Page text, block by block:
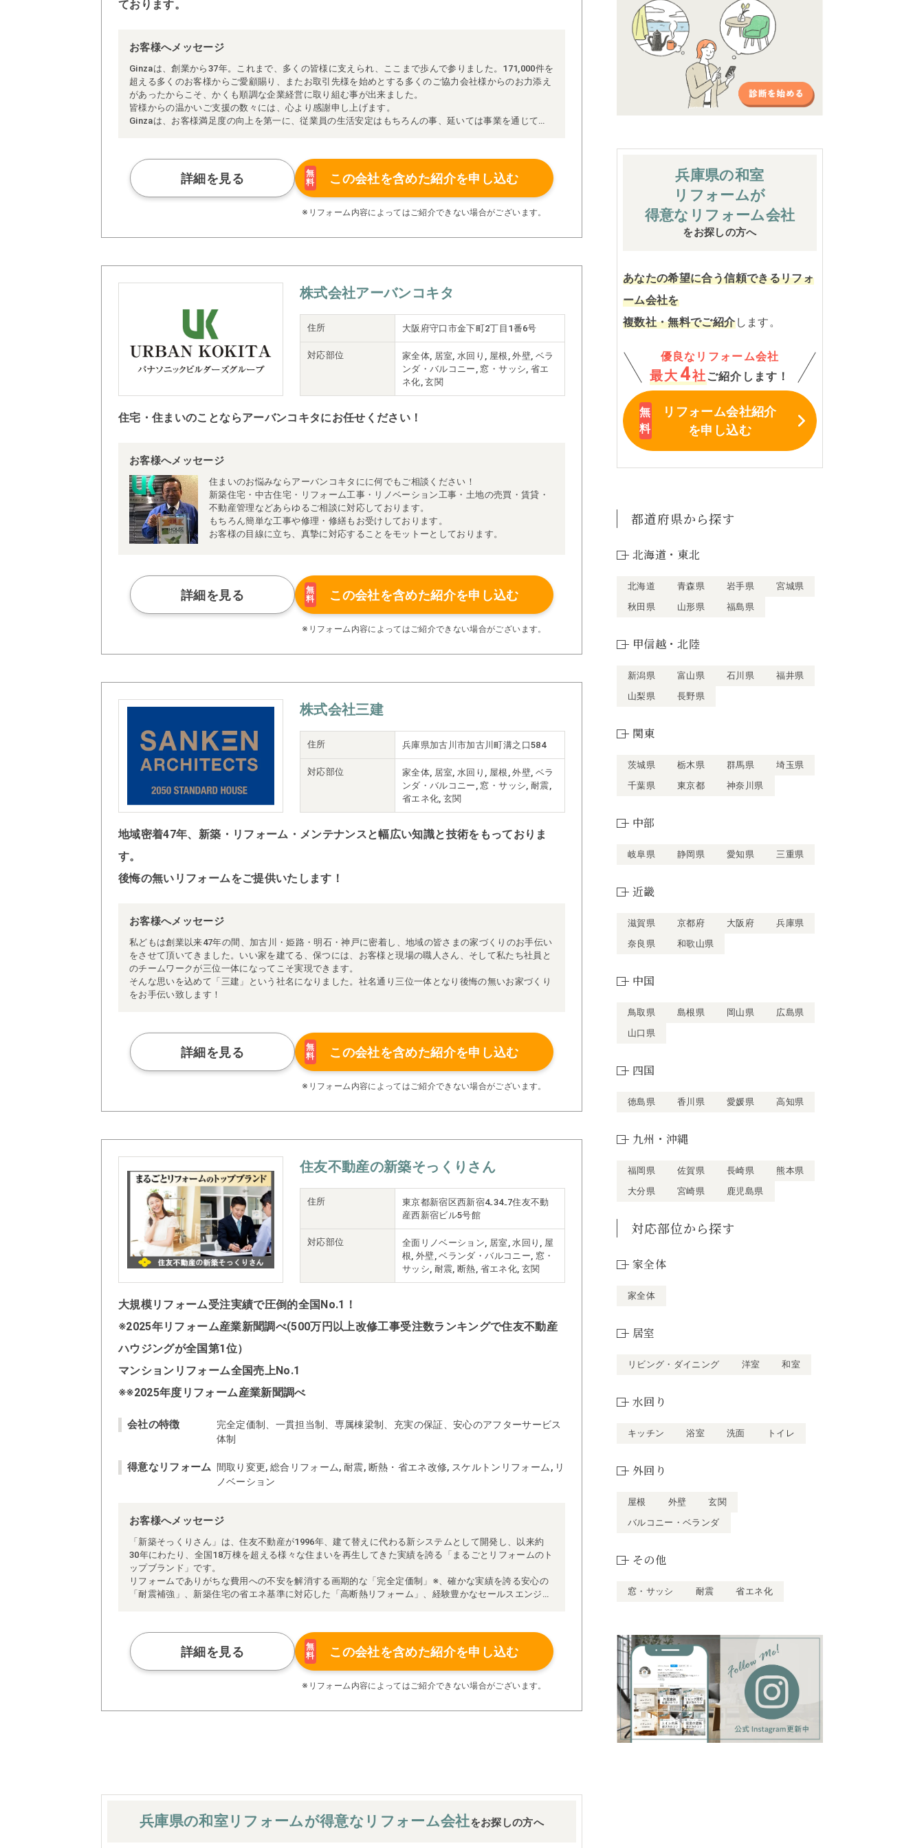
ております。
お客様へメッセージ
Ginzaは、創業から37年。これまで、多くの皆様に支えられ、ここまで歩んで参りました。171,000件を
超える多くのお客様からご愛顧賜り、またお取引先様を始めとする多くのご協力会社様からのお力添え
があったからこそ、かくも順調な企業経営に取り組む事が出来ました。
皆様からの温かいご支援の数々には、心より感謝申し上げます。
Ginzaは、お客様満足度の向上を第一に、従業員の生活安定はもちろんの事、延いては事業を通じて社
「企業は社会の公器」であり、健全な企業経営が日本経済を支え、人々を豊かにし、行く行くは国の発
展に寄与するものであると信じ、今後も努力を惜しまず続けて参ります。
詳細を見る
無
料
この会社を含めた紹介を申し込む
※リフォーム内容によってはご紹介できない場合がございます。
株式会社アーバンコキタ
住所 大阪府守口市金下町2丁目1番6号
対応部位
家全体, 居室, 水回り, 屋根, 外壁, ベラ
ンダ・バルコニー, 窓・サッシ, 省エ
ネ化, 玄関
住宅・住まいのことならアーバンコキタにお任せください！
お客様へメッセージ
住まいのお悩みならアーバンコキタにに何でもご相談ください！
新築住宅・中古住宅・リフォーム工事・リノベーション工事・土地の売買・賃貸・
不動産管理などあらゆるご相談に対応しております。
もちろん簡単な工事や修理・修繕もお受けしております。
お客様の目線に立ち、真摯に対応することをモットーとしております。
詳細を見る
無
料
この会社を含めた紹介を申し込む
※リフォーム内容によってはご紹介できない場合がございます。
株式会社三建
住所 兵庫県加古川市加古川町溝之口584
対応部位
家全体, 居室, 水回り, 屋根, 外壁, ベラ
ンダ・バルコニー, 窓・サッシ, 耐震,
省エネ化, 玄関
地域密着47年、新築・リフォーム・メンテナンスと幅広い知識と技術をもっておりま
す。
後悔の無いリフォームをご提供いたします！
お客様へメッセージ
私どもは創業以来47年の間、加古川・姫路・明石・神戸に密着し、地域の皆さまの家づくりのお手伝い
をさせて頂いてきました。いい家を建てる、保つには、お客様と現場の職人さん、そして私たち社員と
のチームワークが三位一体になってこそ実現できます。
そんな思いを込めて「三建」という社名になりました。社名通り三位一体となり後悔の無いお家づくり
をお手伝い致します！
詳細を見る
無
料
この会社を含めた紹介を申し込む
※リフォーム内容によってはご紹介できない場合がございます。
住友不動産の新築そっくりさん
住所
東京都新宿区西新宿4₋34₋7住友不動
産西新宿ビル5号館
対応部位
全面リノベーション, 居室, 水回り, 屋
根, 外壁, ベランダ・バルコニー, 窓・
サッシ, 耐震, 断熱, 省エネ化, 玄関
大規模リフォーム受注実績で圧倒的全国No.1！
※2025年リフォーム産業新聞調べ(500万円以上改修工事受注数ランキングで住友不動産
ハウジングが全国第1位）
マンションリフォーム全国売上No.1
※※2025年度リフォーム産業新聞調べ
会社の特徴
完全定価制、一貫担当制、専属棟梁制、充実の保証、安心のアフターサービス
体制
得意なリフォーム
間取り変更, 総合リフォーム, 耐震, 断熱・省エネ改修, スケルトンリフォーム, リ
ノベーション
お客様へメッセージ
「新築そっくりさん」は、住友不動産が1996年、建て替えに代わる新システムとして開発し、以来約
30年にわたり、全国18万棟を超える様々な住まいを再生してきた実績を誇る「まるごとリフォームのト
ップブランド」です。
リフォームでありがちな費用への不安を解消する画期的な「完全定価制」※、確かな実績を誇る安心の
「耐震補強」、新築住宅の省エネ基準に対応した「高断熱リフォーム」、経験豊かなセールスエンジニ
られた充実の施工マニュアルや検査体制により高い施工品質を実現。
さらに、住友不動産のリフォームならではの充実の保証、アフターサービス体制で工事後も安心です。
ぜひ、あなたの大切なお住まいの再生を私たちにお任せください！
※お客様のご要望による工事内容変更がない限り着工後の追加費用はありません。
詳細を見る
無
料
この会社を含めた紹介を申し込む
※リフォーム内容によってはご紹介できない場合がございます。
兵庫県の和室 リフォームが得意なリフォーム会社をお探しの方へ
兵庫県の和室
リフォームが
得意なリフォーム会社
をお探しの方へ
あなたの希望に合う信頼できるリフォ
ーム会社を
複数社・無料でご紹介します。
優良なリフォーム会社
最大 4社 ご紹介します！
リフォーム会社紹介
を申し込む
都道府県から探す
北海道・東北
北海道 青森県 岩手県
宮城県
秋田県
山形県 福島県
甲信越・北陸
新潟県 富山県 石川県
福井県
山梨県
長野県
関東
茨城県 栃木県 群馬県
埼玉県
千葉県
東京都 神奈川県
中部
岐阜県 静岡県 愛知県 三重県
近畿
滋賀県 京都府 大阪府
兵庫県
奈良県
和歌山県
中国
鳥取県 島根県 岡山県
広島県
山口県
四国
徳島県 香川県 愛媛県 高知県
九州・沖縄
福岡県 佐賀県 長崎県
熊本県
大分県
宮崎県 鹿児島県
対応部位から探す
家全体
家全体
居室
リビング・ダイニング 洋室 和室
水回り
キッチン 浴室 洗面 トイレ
外回り
屋根 外壁
玄関
バルコニー・ベランダ
その他
窓・サッシ 耐震 省エネ化